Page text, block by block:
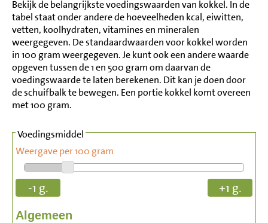
Bekijk de belangrijkste voedingswaarden van kokkel. In de
tabel staat onder andere de hoeveelheden kcal, eiwitten,
vetten, koolhydraten, vitamines en mineralen
weergegeven. De standaardwaarden voor kokkel worden
in 100 gram weergegeven. Je kunt ook een andere waarde
opgeven tussen de 1 en 500 gram om daarvan de
voedingswaarde te laten berekenen. Dit kan je doen door
de schuifbalk te bewegen. Een portie kokkel komt overeen
met 100 gram.
Voedingsmiddel
Weergave per 100 gram
-1 g. +1 g.
Algemeen